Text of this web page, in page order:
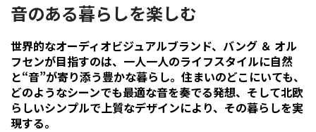
音のある暮らしを楽しむ
世界的なオーディオビジュアルブランド、バング ＆ オル
フセンが目指すのは、一人一人のライフスタイルに自然
と“音”が寄り添う豊かな暮らし。住まいのどこにいても、
どのようなシーンでも最適な音を奏でる発想、そして北欧
らしいシンプルで上質なデザインにより、その暮らしを実
現する。